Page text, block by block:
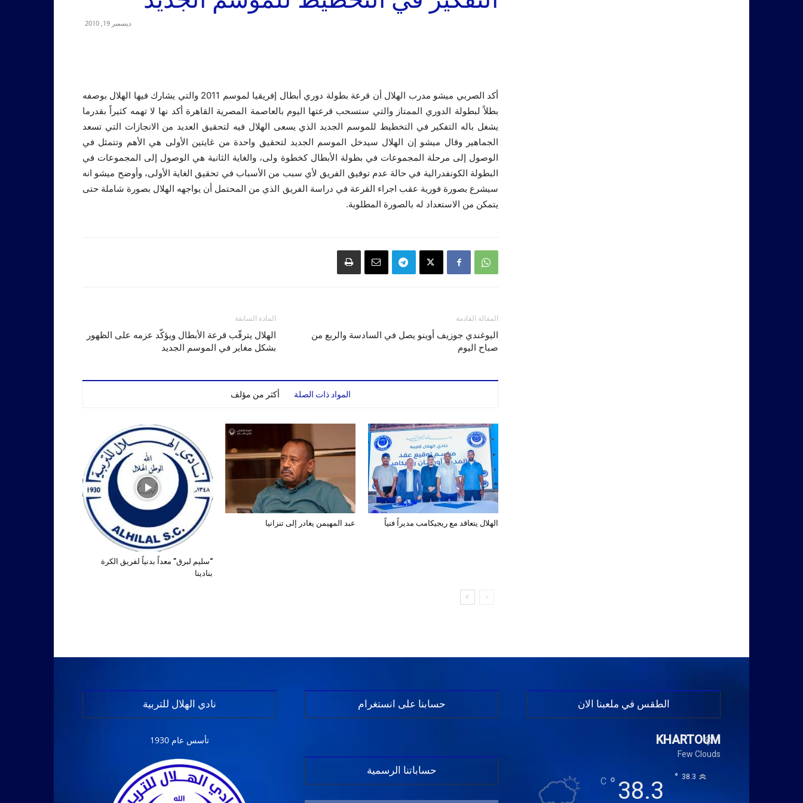
ديسمبر 19, 2010
أكد الصربي ميشو مدرب الهلال أن قرعة بطولة دوري أبطال إفريقيا لموسم 2011 والتي يشارك فيها الهلال بوصفه
بطلاً لبطولة الدوري الممتاز والتي ستسحب قرعتها اليوم بالعاصمة المصرية القاهرة أكد نها لا تهمه كثيراً بقدرما
يشغل باله التفكير في التخطيط للموسم الجديد الذي يسعى الهلال فيه لتحقيق العديد من الانجازات التي تسعد
الجماهير وقال ميشو إن الهلال سيدخل الموسم الجديد لتحقيق واحدة من غايتين الأولى هي الأهم وتتمثل في
الوصول إلى مرحلة المجموعات في بطولة الأبطال كخطوة ولى، والغاية الثانية هي الوصول إلى المجموعات في
البطولة الكونفدرالية في حالة عدم توفيق الفريق لأي سبب من الأسباب في تحقيق الغاية الأولى، وأوضح ميشو انه
سيشرع بصورة فورية عقب اجراء القرعة في دراسة الفريق الذي من المحتمل أن يواجهه الهلال بصورة شاملة حتى
يتمكن من الاستعداد له بالصورة المطلوبة.
المادة السابقة
الهلال يترقّب قرعة الأبطال ويؤكّد عزمه على الظهور
بشكل مغاير في الموسم الجديد
المقالة القادمة
اليوغندي جوزيف أوينو يصل في السادسة والربع من
صباح اليوم
المواد ذات الصلة أكثر من مؤلف
“سليم لبرق” معداً بدنياً لفريق الكرة
بنادينا
عبد المهيمن يغادر إلى تنزانيا الهلال يتعاقد مع ريجيكامب مديراً فنياً
نادي الهلال للتربية
تأسس عام 1930
حسابنا على انستغرام
حساباتنا الرسمية
الطقس في ملعبنا الان
KHARTOUM
Few Clouds
38.3
°
C 38.3
°